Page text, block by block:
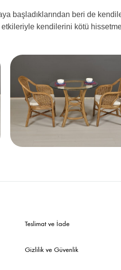
başladıklarından beri de
kendilerini kötü
Teslimat ve İade
Gizlilik ve Güvenlik